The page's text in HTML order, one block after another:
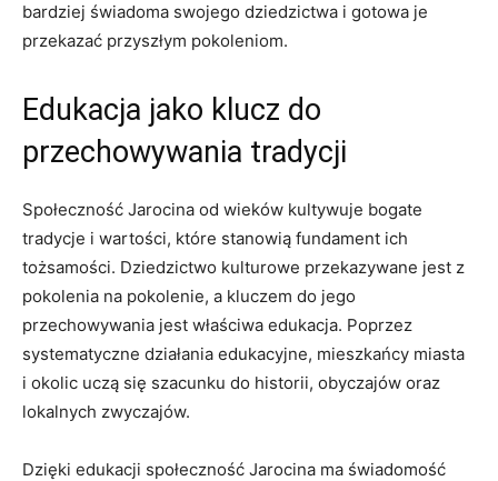
bardziej świadoma swojego dziedzictwa​ i gotowa‌ je
przekazać przyszłym pokoleniom.
Edukacja ‍jako klucz do
przechowywania tradycji
Społeczność Jarocina⁢ od wieków kultywuje bogate
tradycje i ‍wartości,‍ które ‍stanowią fundament ich
tożsamości. Dziedzictwo kulturowe ⁣przekazywane‌ jest z
pokolenia na ⁤pokolenie,⁣ a kluczem do jego
⁣przechowywania jest właściwa edukacja. Poprzez
‍systematyczne ​działania​ edukacyjne, mieszkańcy miasta
i okolic⁤ uczą się szacunku do ⁢historii, obyczajów oraz
lokalnych zwyczajów.
Dzięki edukacji społeczność ⁤Jarocina ma świadomość